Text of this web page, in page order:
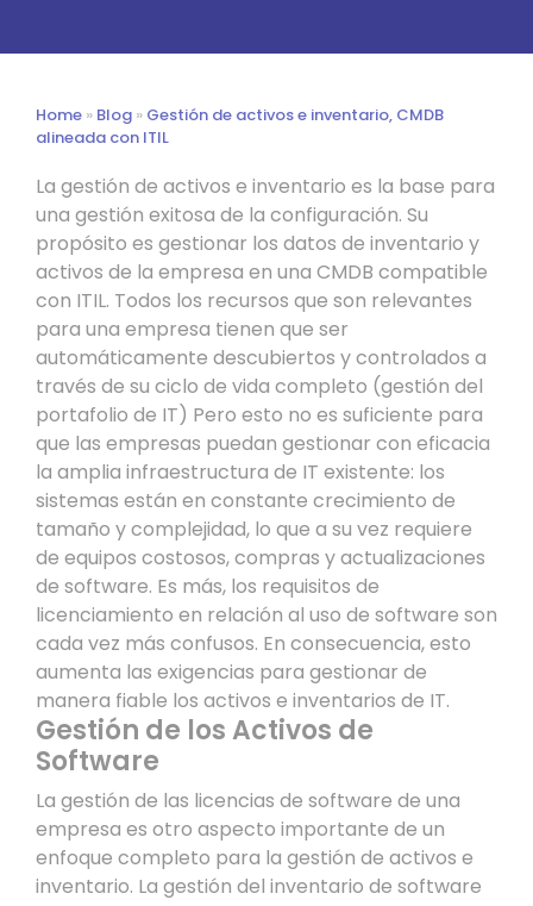
Home » Blog » Gestión de activos e inventario, CMDB
alineada con ITIL
La gestión de activos e inventario es la base para
una gestión exitosa de la configuración. Su
propósito es gestionar los datos de inventario y
activos de la empresa en una CMDB compatible
con ITIL. Todos los recursos que son relevantes
para una empresa tienen que ser
automáticamente descubiertos y controlados a
través de su ciclo de vida completo (gestión del
portafolio de IT) Pero esto no es suficiente para
que las empresas puedan gestionar con eficacia
la amplia infraestructura de IT existente: los
sistemas están en constante crecimiento de
tamaño y complejidad, lo que a su vez requiere
de equipos costosos, compras y actualizaciones
de software. Es más, los requisitos de
licenciamiento en relación al uso de software son
cada vez más confusos. En consecuencia, esto
aumenta las exigencias para gestionar de
manera fiable los activos e inventarios de IT.
Gestión de los Activos de
Software
La gestión de las licencias de software de una
empresa es otro aspecto importante de un
enfoque completo para la gestión de activos e
inventario. La gestión del inventario de software